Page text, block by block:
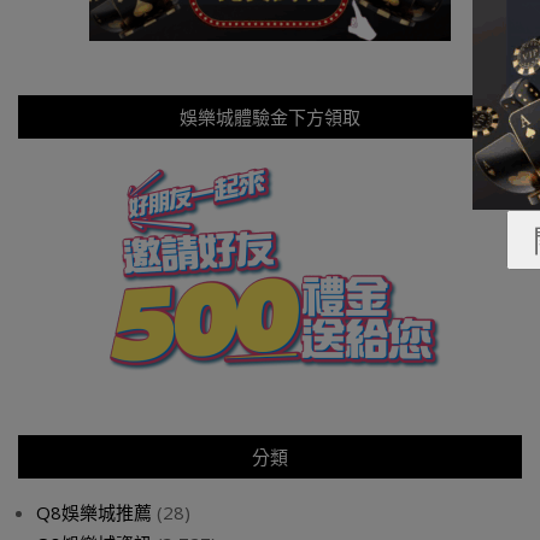
娛樂城體驗金下方領取
分類
Q8娛樂城推薦 (28)